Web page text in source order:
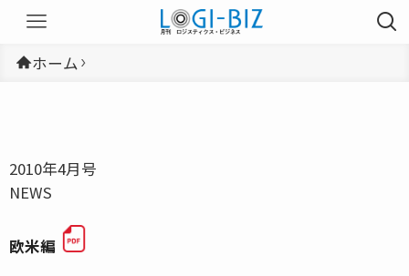
ホーム
2010年4月号
NEWS
欧米編